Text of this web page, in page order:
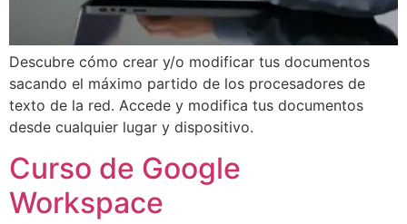
Descubre cómo crear y/o modificar tus documentos
sacando el máximo partido de los procesadores de
texto de la red. Accede y modifica tus documentos
desde cualquier lugar y dispositivo.
Curso de Google
Workspace